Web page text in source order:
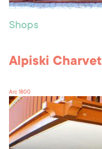
Shops
Alpiski Charvet
Arc 1800